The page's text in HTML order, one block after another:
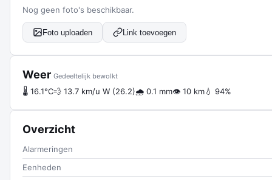
Nog geen foto's beschikbaar.
Foto uploaden Link toevoegen
Weer Gedeeltelijk bewolkt
🌡 16.1°C💨 13.7 km/u W (26.2)🌧 0.1 mm👁 10 km💧 94%
Overzicht
Alarmeringen
Eenheden